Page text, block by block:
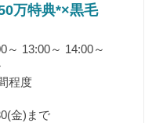
万特典*×黒毛
～ 13:00～ 14:00～
程度
金)まで